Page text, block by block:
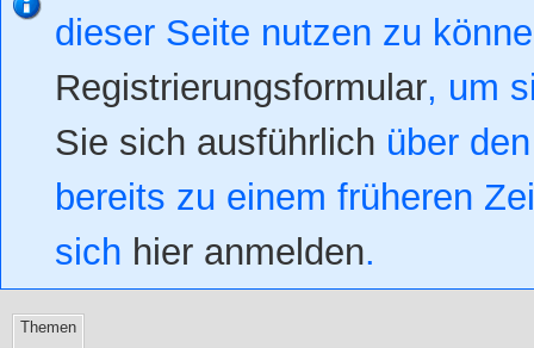
dieser Seite nutzen zu
Registrierungsformular, um
Sie sich ausführlich über
bereits zu einem früheren
sich hier anmelden.
Themen